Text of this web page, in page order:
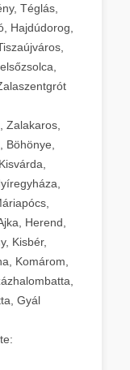
Téglás,
Hajdúdorog,
Zalakaros,
Böhönye,
Herend,
Kisbér,
Komárom,
Gyál